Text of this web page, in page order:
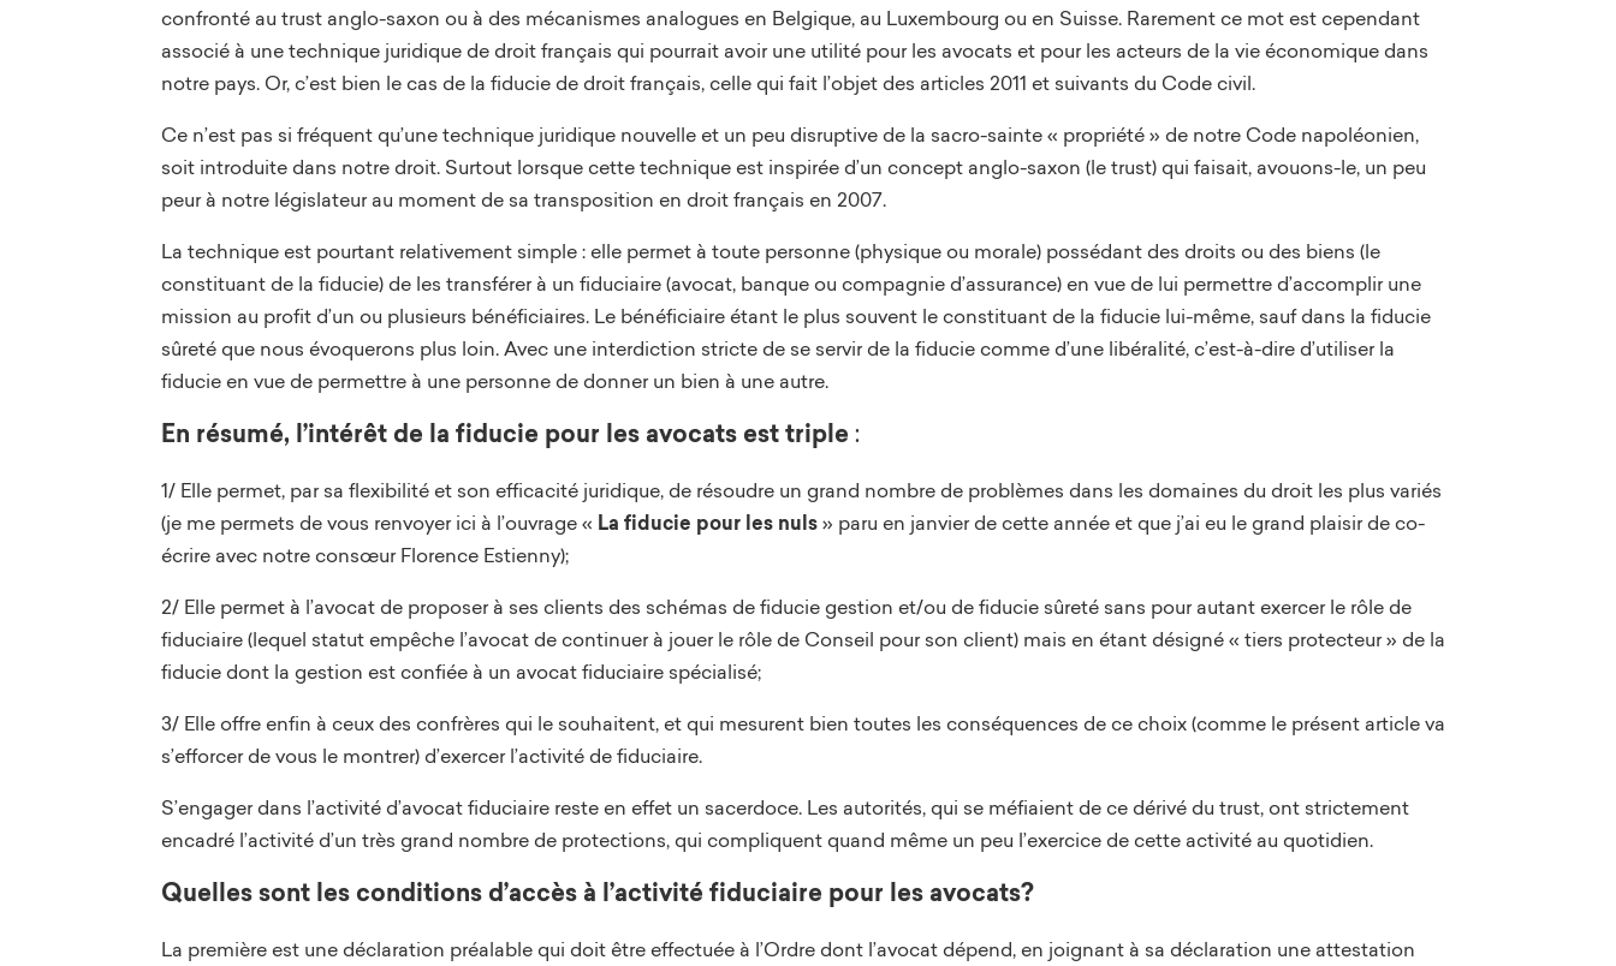
confronté au trust anglo-saxon ou à des mécanismes analogues en Belgique, au Luxembourg ou en Suisse. Rarement ce mot est cependant
associé à une technique juridique de droit français qui pourrait avoir une utilité pour les avocats et pour les acteurs de la vie économique dans
notre pays. Or, c’est bien le cas de la fiducie de droit français, celle qui fait l’objet des articles 2011 et suivants du Code civil.
Ce n’est pas si fréquent qu’une technique juridique nouvelle et un peu disruptive de la sacro-sainte « propriété » de notre Code napoléonien,
soit introduite dans notre droit. Surtout lorsque cette technique est inspirée d’un concept anglo-saxon (le trust) qui faisait, avouons-le, un peu
peur à notre législateur au moment de sa transposition en droit français en 2007.
La technique est pourtant relativement simple : elle permet à toute personne (physique ou morale) possédant des droits ou des biens (le
constituant de la fiducie) de les transférer à un fiduciaire (avocat, banque ou compagnie d’assurance) en vue de lui permettre d’accomplir une
mission au profit d’un ou plusieurs bénéficiaires. Le bénéficiaire étant le plus souvent le constituant de la fiducie lui-même, sauf dans la fiducie
sûreté que nous évoquerons plus loin. Avec une interdiction stricte de se servir de la fiducie comme d’une libéralité, c’est-à-dire d’utiliser la
fiducie en vue de permettre à une personne de donner un bien à une autre.
En résumé, l’intérêt de la fiducie pour les avocats est triple :
1/ Elle permet, par sa flexibilité et son efficacité juridique, de résoudre un grand nombre de problèmes dans les domaines du droit les plus variés
(je me permets de vous renvoyer ici à l’ouvrage « La fiducie pour les nuls» paru en janvier de cette année et que j’ai eu le grand plaisir de co-
écrire avec notre consœur Florence Estienny);
2/ Elle permet à l’avocat de proposer à ses clients des schémas de fiducie gestion et/ou de fiducie sûreté sans pour autant exercer le rôle de
fiduciaire (lequel statut empêche l’avocat de continuer à jouer le rôle de Conseil pour son client) mais en étant désigné « tiers protecteur » de la
fiducie dont la gestion est confiée à un avocat fiduciaire spécialisé;
3/ Elle offre enfin à ceux des confrères qui le souhaitent, et qui mesurent bien toutes les conséquences de ce choix (comme le présent article va
s’efforcer de vous le montrer) d’exercer l’activité de fiduciaire.
S’engager dans l’activité d’avocat fiduciaire reste en effet un sacerdoce. Les autorités, qui se méfiaient de ce dérivé du trust, ont strictement
encadré l’activité d’un très grand nombre de protections, qui compliquent quand même un peu l’exercice de cette activité au quotidien.
Quelles sont les conditions d’accès à l’activité fiduciaire pour les avocats?
La première est une déclaration préalable qui doit être effectuée à l’Ordre dont l’avocat dépend, en joignant à sa déclaration une attestation